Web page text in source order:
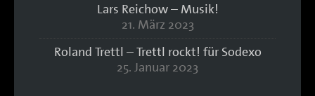
Lars Reichow – Musik!
21. März 2023
Roland Trettl – Trettl rockt! für Sodexo
25. Januar 2023